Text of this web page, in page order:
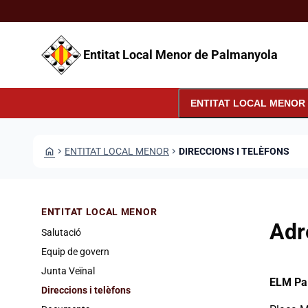
Entitat Local Menor de Palmanyola
ENTITAT LOCAL MENOR
HOME CHEVRON_RIGHT ENTITAT LOCAL MENOR CHEVRON_RIGHT DIRECCIONS I TELÈFONS
ENTITAT LOCAL MENOR
Salutació
Equip de govern
Junta Veïnal
Direccions i telèfons
ELM